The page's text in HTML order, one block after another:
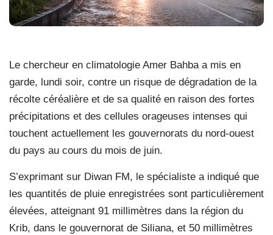
Le chercheur en climatologie Amer Bahba a mis en
garde, lundi soir, contre un risque de dégradation de la
récolte céréalière et de sa qualité en raison des fortes
précipitations et des cellules orageuses intenses qui
touchent actuellement les gouvernorats du nord-ouest
du pays au cours du mois de juin.
S’exprimant sur Diwan FM, le spécialiste a indiqué que
les quantités de pluie enregistrées sont particulièrement
élevées, atteignant 91 millimètres dans la région du
Krib, dans le gouvernorat de Siliana, et 50 millimètres